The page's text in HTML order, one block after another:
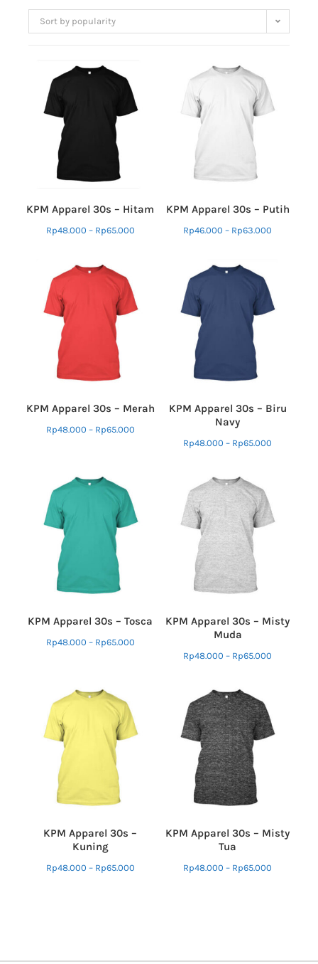
Sort by popularity
KPM Apparel 30s – Hitam
Rp48.000 – Rp65.000
KPM Apparel 30s – Putih
Rp46.000 – Rp63.000
KPM Apparel 30s – Merah
Rp48.000 – Rp65.000
KPM Apparel 30s – Biru
Navy
Rp48.000 – Rp65.000
KPM Apparel 30s – Tosca
Rp48.000 – Rp65.000
KPM Apparel 30s – Misty
Muda
Rp48.000 – Rp65.000
KPM Apparel 30s –
Kuning
Rp48.000 – Rp65.000
KPM Apparel 30s – Misty
Tua
Rp48.000 – Rp65.000